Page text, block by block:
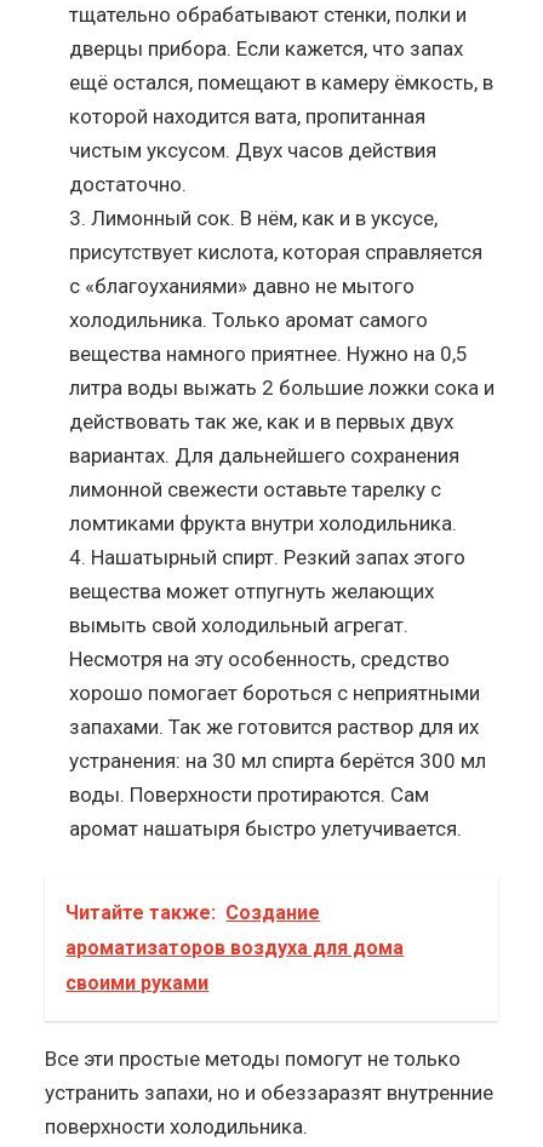
тщательно обрабатывают стенки, полки и
дверцы прибора. Если кажется, что запах
ещё остался, помещают в камеру ёмкость, в
которой находится вата, пропитанная
чистым уксусом. Двух часов действия
достаточно.
Лимонный сок. В нём, как и в уксусе,
присутствует кислота, которая справляется
с «благоуханиями» давно не мытого
холодильника. Только аромат самого
вещества намного приятнее. Нужно на 0,5
литра воды выжать 2 большие ложки сока и
действовать так же, как и в первых двух
вариантах. Для дальнейшего сохранения
лимонной свежести оставьте тарелку с
ломтиками фрукта внутри холодильника.
Нашатырный спирт. Резкий запах этого
вещества может отпугнуть желающих
вымыть свой холодильный агрегат.
Несмотря на эту особенность, средство
хорошо помогает бороться с неприятными
запахами. Так же готовится раствор для их
устранения: на 30 мл спирта берётся 300 мл
воды. Поверхности протираются. Сам
аромат нашатыря быстро улетучивается.
Читайте также: Создание
ароматизаторов воздуха для дома
своими руками
Все эти простые методы помогут не только
устранить запахи, но и обеззаразят внутренние
поверхности холодильника.